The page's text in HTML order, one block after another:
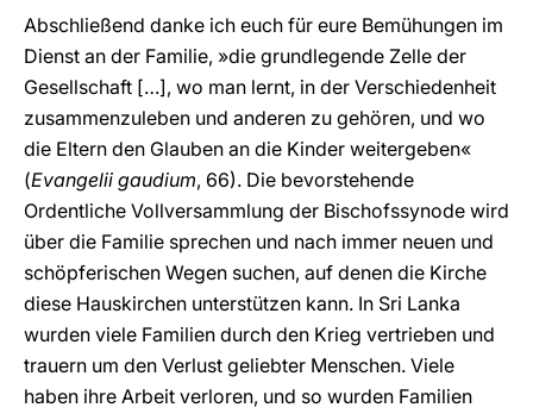
Abschließend danke ich euch für eure Bemühungen im
Dienst an der Familie, »die grundlegende Zelle der
Gesellschaft […], wo man lernt, in der Verschiedenheit
zusammenzuleben und anderen zu gehören, und wo
die Eltern den Glauben an die Kinder weitergeben«
(Evangelii gaudium, 66). Die bevorstehende
Ordentliche Vollversammlung der Bischofssynode wird
über die Familie sprechen und nach immer neuen und
schöpferischen Wegen suchen, auf denen die Kirche
diese Hauskirchen unterstützen kann. In Sri Lanka
wurden viele Familien durch den Krieg vertrieben und
trauern um den Verlust geliebter Menschen. Viele
haben ihre Arbeit verloren, und so wurden Familien